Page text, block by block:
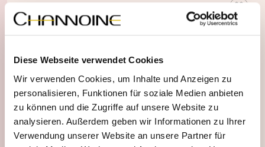
Diese Webseite verwendet Cookies
Wir verwenden Cookies, um Inhalte und Anzeigen zu
personalisieren, Funktionen für soziale Medien anbieten
zu können und die Zugriffe auf unsere Website zu
analysieren. Außerdem geben wir Informationen zu Ihrer
Verwendung unserer Website an unsere Partner für